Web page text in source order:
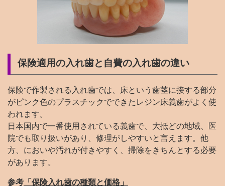
保険適用の入れ歯と自費の入れ歯の違い
保険で作製される入れ歯では、床という歯茎に接する部分
がピンク色のプラスチックでできたレジン床義歯がよく使
われます。
日本国内で一番使用されている義歯で、大抵どの地域、医
院でも取り扱いがあり、修理がしやすいと言えます。他
方、においや汚れが付きやすく、掃除をきちんとする必要
があります。
参考 「保険入れ歯の種類と価格」